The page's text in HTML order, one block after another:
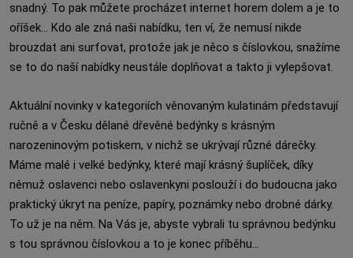
snadný. To pak můžete procházet internet horem dolem a je to
oříšek... Kdo ale zná naši nabídku, ten ví, že nemusí nikde
brouzdat ani surfovat, protože jak je něco s číslovkou, snažíme
se to do naší nabídky neustále doplňovat a takto ji vylepšovat.
Aktuální novinky v kategoriích věnovaným kulatinám představují
ručně a v Česku dělané dřevěné bedýnky s krásným
narozeninovým potiskem, v nichž se ukrývají různé dárečky.
Máme malé i velké bedýnky, které mají krásný šuplíček, díky
němuž oslavenci nebo oslavenkyni poslouží i do budoucna jako
praktický úkryt na peníze, papíry, poznámky nebo drobné dárky.
To už je na něm. Na Vás je, abyste vybrali tu správnou bedýnku
s tou správnou číslovkou a to je konec příběhu...